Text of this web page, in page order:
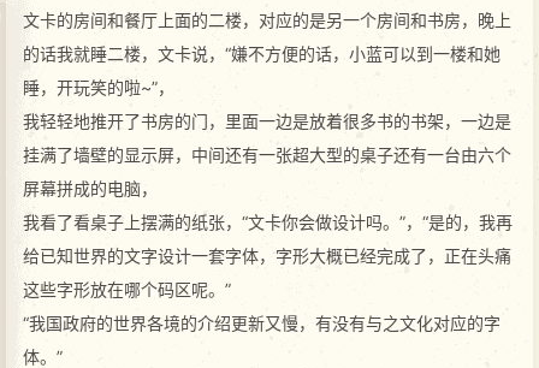
文卡的房间和餐厅上面的二楼，对应的是另一个房间和书房，晚上
的话我就睡二楼，文卡说，“嫌不方便的话，小蓝可以到一楼和她
睡，开玩笑的啦~”，
我轻轻地推开了书房的门，里面一边是放着很多书的书架，一边是
挂满了墙壁的显示屏，中间还有一张超大型的桌子还有一台由六个
屏幕拼成的电脑，
我看了看桌子上摆满的纸张，“文卡你会做设计吗。”，“是的，我再
给已知世界的文字设计一套字体，字形大概已经完成了，正在头痛
这些字形放在哪个码区呢。”
“我国政府的世界各境的介绍更新又慢，有没有与之文化对应的字
体。”